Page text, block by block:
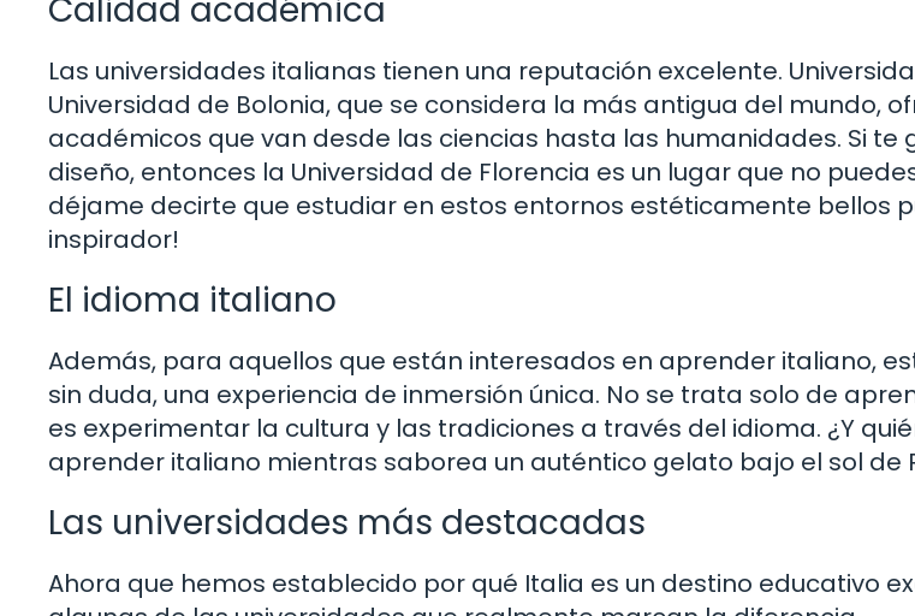
Calidad académica
Las universidades italianas tienen una reputación excelente.
Universidad de Bolonia, que se considera la más antigua del mundo,
académicos que van desde las ciencias hasta las humanidades. Si te
diseño, entonces la Universidad de Florencia es un lugar que no
déjame decirte que estudiar en estos entornos estéticamente bellos
inspirador!
El idioma italiano
Además, para aquellos que están interesados en aprender italiano,
sin duda, una experiencia de inmersión única. No se trata solo de
es experimentar la cultura y las tradiciones a través del idioma. ¿Y
aprender italiano mientras saborea un auténtico gelato bajo el sol de
Las universidades más destacadas
Ahora que hemos establecido por qué Italia es un destino educativo